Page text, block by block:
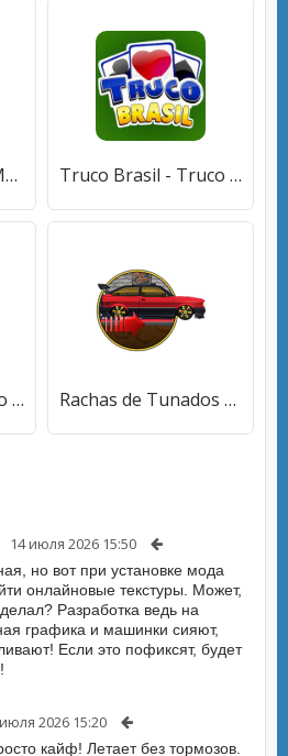
Auto Life I Brasil [Много монет] Truco Brasil - Truco online [Много монет]
VPN Gratis Ilimitado - Brasil, Chile, Argentina [Premium] Rachas de Tunados Brasil [Мод меню]
14 июля 2026 15:50
но вот при установке мода
онлайновые текстуры. Может,
Разработка ведь на
графика и машинки сияют,
Если это пофиксят, будет
2026 15:20
кайф! Летает без тормозов.